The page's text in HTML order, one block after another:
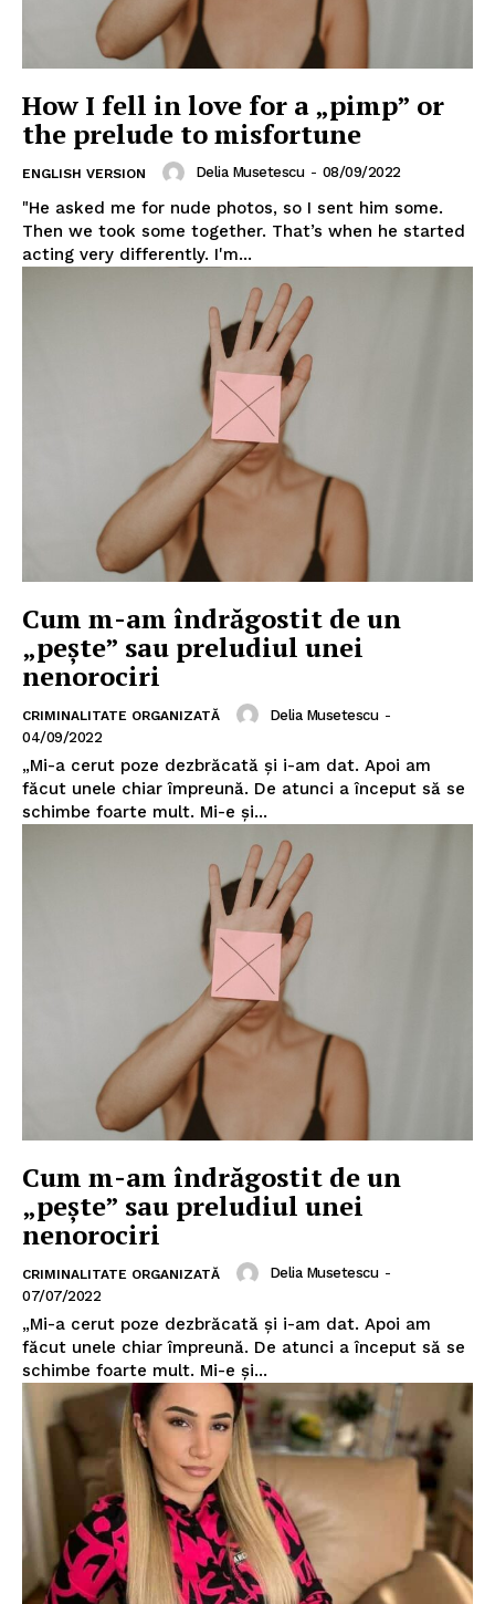
How I fell in love for a „pimp” or
the prelude to misfortune
ENGLISH VERSION Delia Musetescu - 08/09/2022
"He asked me for nude photos, so I sent him some.
Then we took some together. That’s when he started
acting very differently. I'm...
Cum m-am îndrăgostit de un
„pește” sau preludiul unei
nenorociri
CRIMINALITATE ORGANIZATĂ Delia Musetescu -
04/09/2022
„Mi-a cerut poze dezbrăcată și i-am dat. Apoi am
făcut unele chiar împreună. De atunci a început să se
schimbe foarte mult. Mi-e și...
Cum m-am îndrăgostit de un
„pește” sau preludiul unei
nenorociri
CRIMINALITATE ORGANIZATĂ Delia Musetescu -
07/07/2022
„Mi-a cerut poze dezbrăcată și i-am dat. Apoi am
făcut unele chiar împreună. De atunci a început să se
schimbe foarte mult. Mi-e și...